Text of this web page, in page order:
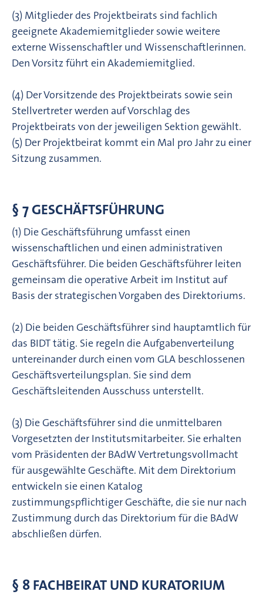
(3) Mitglieder des Projektbeirats sind fachlich
geeignete Akademiemitglieder sowie weitere
externe Wissenschaftler und Wissenschaftlerinnen.
Den Vorsitz führt ein Akademiemitglied.
(4) Der Vorsitzende des Projektbeirats sowie sein
Stellvertreter werden auf Vorschlag des
Projektbeirats von der jeweiligen Sektion gewählt.
(5) Der Projektbeirat kommt ein Mal pro Jahr zu einer
Sitzung zusammen.
§ 7 GESCHÄFTSFÜHRUNG
(1) Die Geschäftsführung umfasst einen
wissenschaftlichen und einen administrativen
Geschäfts­führer. Die beiden Geschäftsführer leiten
gemeinsam die operative Arbeit im Institut auf
Basis der strate­gischen Vorgaben des Direktoriums.
(2) Die beiden Geschäftsführer sind hauptamtlich für
das BIDT tätig. Sie regeln die Aufgaben­ver­teilung
unter­einander durch einen vom GLA beschlossenen
Geschäftsverteilungs­plan. Sie sind dem
Geschäftsleitenden Ausschuss unterstellt.
(3) Die Geschäftsführer sind die unmittelbaren
Vorgesetzten der Instituts­mitarbeiter. Sie erhalten
vom Präsiden­ten der BAdW Vertretungsvollmacht
für ausgewählte Geschäfte. Mit dem Direktorium
entwickeln sie einen Katalog
zustimmungspflichtiger Geschäfte, die sie nur nach
Zustimmung durch das Direktorium für die BAdW
abschließen dürfen.
§ 8 FACHBEIRAT UND KURATORIUM